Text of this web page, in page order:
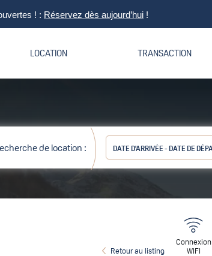
! : Réservez dès aujourd’hui !
LOCATION TRANSACTION
de location :
Retour au listing
Connexion
WIFI